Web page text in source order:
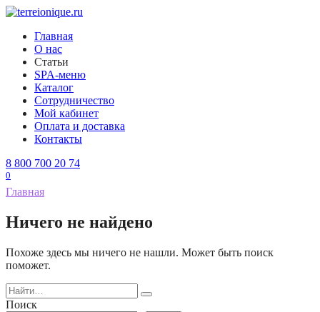
Перейти
содержанию
Главная
О нас
Статьи
SPA-меню
Каталог
Сотрудничество
Мой кабинет
Оплата и доставка
Контакты
8 800 700 20 74
0
Главная
Ничего не найдено
Похоже здесь мы ничего не нашли. Может быть поиск
поможет.
Search
for:
Поиск